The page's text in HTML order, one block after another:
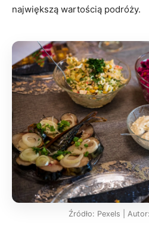
największą wartością podróży.
Źródło: Pexels |